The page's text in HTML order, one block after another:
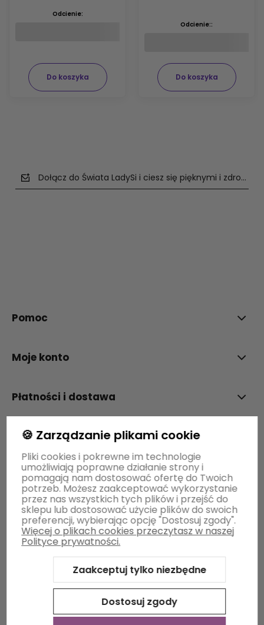
Do koszyka
Odcienie:
Do koszyka
Odcienie::
Dołącz do Świata LadySi i ciesz się pięknymi i
Pomoc
Moje konto
Płatności i dostawa
Informacje
O nas
Sklep internetowy Shoper Premium
Szablon Shoper Modern
3.0™od GrowCommerce
🍪 Zarządzanie plikami cookie
Pliki cookies i pokrewne im technologie
umożliwiają poprawne działanie strony i
pomagają nam dostosować ofertę do Twoich
potrzeb. Możesz zaakceptować wykorzystanie
przez nas wszystkich tych plików i przejść do
sklepu lub dostosować użycie plików do swoich
preferencji, wybierając opcję "Dostosuj zgody".
Więcej o plikach cookies przeczytasz w naszej
Polityce prywatności.
Zaakceptuj tylko niezbędne
Dostosuj zgody